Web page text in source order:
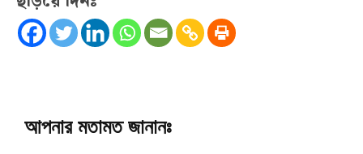
আপনার মতামত জানানঃ